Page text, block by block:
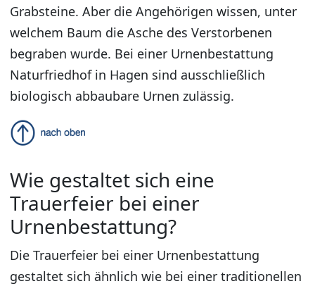
Grabsteine. Aber die Angehörigen wissen, unter
welchem Baum die Asche des Verstorbenen
begraben wurde. Bei einer Urnenbestattung
Naturfriedhof in Hagen sind ausschließlich
biologisch abbaubare Urnen zulässig.
Wie gestaltet sich eine
Trauerfeier bei einer
Urnenbestattung?
Die Trauerfeier bei einer Urnenbestattung
gestaltet sich ähnlich wie bei einer traditionellen